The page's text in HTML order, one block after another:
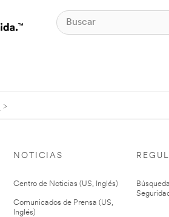
NOTICIAS
Centro de Noticias (US, Inglés)
Comunicados de Prensa (US,
Inglés)